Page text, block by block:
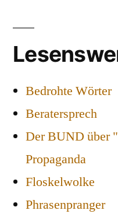
Bedrohte Wörter
Beratersprech
Der BUND über
Propaganda
Floskelwolke
Phrasenpranger